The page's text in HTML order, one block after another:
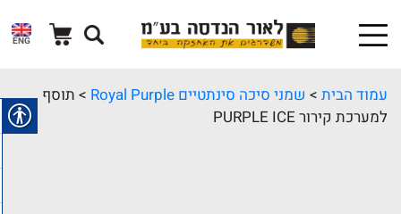
ENG
עמוד הבית > שמני סיכה סינתטיים Royal Purple
> תוסף
למערכת קירור PURPLE ICE